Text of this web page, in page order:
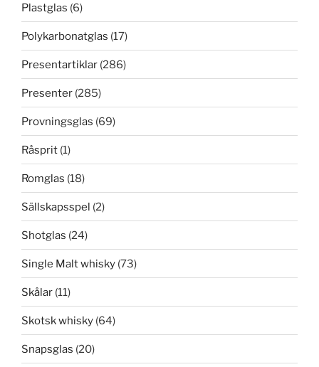
Plastglas (6)
Polykarbonatglas (17)
Presentartiklar (286)
Presenter (285)
Provningsglas (69)
Råsprit (1)
Romglas (18)
Sällskapsspel (2)
Shotglas (24)
Single Malt whisky (73)
Skålar (11)
Skotsk whisky (64)
Snapsglas (20)